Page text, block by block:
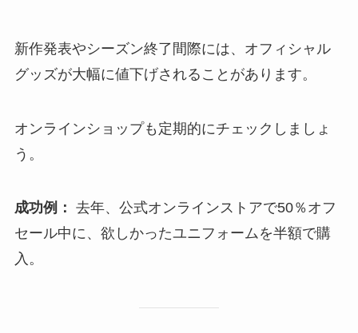
新作発表やシーズン終了間際には、オフィシャル
グッズが大幅に値下げされることがあります。
オンラインショップも定期的にチェックしましょ
う。
成功例： 去年、公式オンラインストアで50％オフ
セール中に、欲しかったユニフォームを半額で購
入。